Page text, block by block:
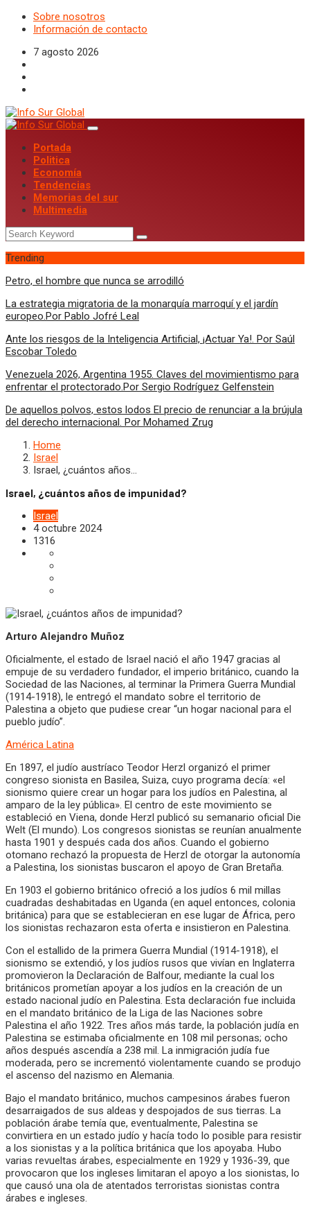
Sobre nosotros
Información de contacto
7 agosto 2026
Portada
Politica
Economía
Tendencias
Memorias del sur
Multimedia
Trending
Petro, el hombre que nunca se arrodilló
La estrategia migratoria de la monarquía marroquí y el jardín
europeo.Por Pablo Jofré Leal
Ante los riesgos de la Inteligencia Artificial, ¡Actuar Ya!. Por Saúl
Escobar Toledo
Venezuela 2026, Argentina 1955. Claves del movimientismo para
enfrentar el protectorado.Por Sergio Rodríguez Gelfenstein
De aquellos polvos, estos lodos El precio de renunciar a la brújula
del derecho internacional. Por Mohamed Zrug
Home
Israel
Israel, ¿cuántos años…
Israel, ¿cuántos años de impunidad?
Israel
4 octubre 2024
1316
Arturo Alejandro Muñoz
Oficialmente, el estado de Israel nació el año 1947 gracias al
empuje de su verdadero fundador, el imperio británico, cuando la
Sociedad de las Naciones, al terminar la Primera Guerra Mundial
(1914-1918), le entregó el mandato sobre el territorio de
Palestina a objeto que pudiese crear “un hogar nacional para el
pueblo judío”.
América Latina
En 1897, el judío austríaco Teodor Herzl organizó el primer
congreso sionista en Basilea, Suiza, cuyo programa decía: «el
sionismo quiere crear un hogar para los judíos en Palestina, al
amparo de la ley pública». El centro de este movimiento se
estableció en Viena, donde Herzl publicó su semanario oficial Die
Welt (El mundo). Los congresos sionistas se reunían anualmente
hasta 1901 y después cada dos años. Cuando el gobierno
otomano rechazó la propuesta de Herzl de otorgar la autonomía
a Palestina, los sionistas buscaron el apoyo de Gran Bretaña.
En 1903 el gobierno británico ofreció a los judíos 6 mil millas
cuadradas deshabitadas en Uganda (en aquel entonces, colonia
británica) para que se establecieran en ese lugar de África, pero
los sionistas rechazaron esta oferta e insistieron en Palestina.
Con el estallido de la primera Guerra Mundial (1914-1918), el
sionismo se extendió, y los judíos rusos que vivían en Inglaterra
promovieron la Declaración de Balfour, mediante la cual los
británicos prometían apoyar a los judíos en la creación de un
estado nacional judío en Palestina. Esta declaración fue incluida
en el mandato británico de la Liga de las Naciones sobre
Palestina el año 1922. Tres años más tarde, la población judía en
Palestina se estimaba oficialmente en 108 mil personas; ocho
años después ascendía a 238 mil. La inmigración judía fue
moderada, pero se incrementó violentamente cuando se produjo
el ascenso del nazismo en Alemania.
Bajo el mandato británico, muchos campesinos árabes fueron
desarraigados de sus aldeas y despojados de sus tierras. La
población árabe temía que, eventualmente, Palestina se
convirtiera en un estado judío y hacía todo lo posible para resistir
a los sionistas y a la política británica que los apoyaba. Hubo
varias revueltas árabes, especialmente en 1929 y 1936-39, que
provocaron que los ingleses limitaran el apoyo a los sionistas, lo
que causó una ola de atentados terroristas sionistas contra
árabes e ingleses.